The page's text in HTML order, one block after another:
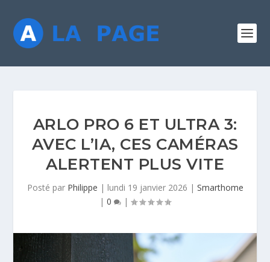
ARLO PRO 6 ET ULTRA 3:
AVEC L’IA, CES CAMÉRAS
ALERTENT PLUS VITE
Posté par Philippe | lundi 19 janvier 2026 | Smarthome
| 0 |